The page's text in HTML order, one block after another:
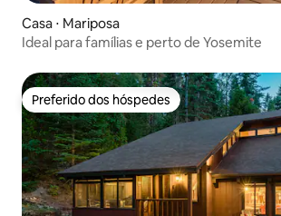
Casa ⋅ Mariposa
Ideal para famílias e perto de Yosemite
Preferido dos hóspedes
Preferido dos hóspedes